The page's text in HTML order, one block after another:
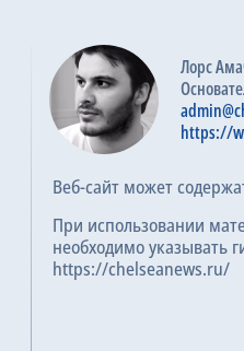
Лорс
https://
Веб-сайт может
При использовании
необходимо указывать
https://chelseanews.ru/